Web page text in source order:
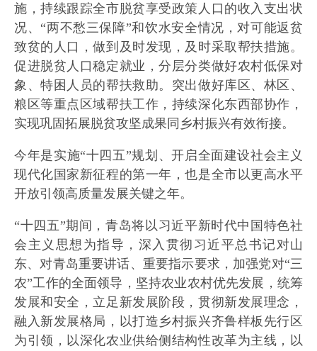
施，持续跟踪全市脱贫享受政策人口的收入支出状
况、“两不愁三保障”和饮水安全情况，对可能返贫
致贫的人口，做到及时发现，及时采取帮扶措施。
促进脱贫人口稳定就业，分层分类做好农村低保对
象、特困人员的帮扶救助。突出做好库区、林区、
粮区等重点区域帮扶工作，持续深化东西部协作，
实现巩固拓展脱贫攻坚成果同乡村振兴有效衔接。
今年是实施“十四五”规划、开启全面建设社会主义
现代化国家新征程的第一年，也是全市以更高水平
开放引领高质量发展关键之年。
“十四五”期间，青岛将以习近平新时代中国特色社
会主义思想为指导，深入贯彻习近平总书记对山
东、对青岛重要讲话、重要指示要求，加强党对“三
农”工作的全面领导，坚持农业农村优先发展，统筹
发展和安全，立足新发展阶段，贯彻新发展理念，
融入新发展格局，以打造乡村振兴齐鲁样板先行区
为引领，以深化农业供给侧结构性改革为主线，以